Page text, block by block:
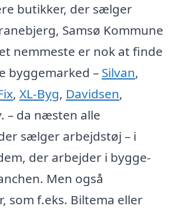
butikker, der sælger
Samsø Kommune
nemmeste er nok at finde
byggemarked – Silvan,
, XL-Byg, Davidsen,
– da næsten alle
sælger arbejdstøj – i
der arbejder i bygge-
Men også
som f.eks. Biltema eller